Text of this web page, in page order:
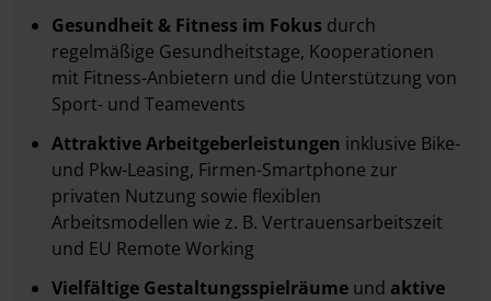
Gesundheit & Fitness im Fokus durch
regelmäßige Gesundheitstage, Kooperationen
mit Fitness-Anbietern und die Unterstützung von
Sport- und Teamevents
Attraktive Arbeitgeberleistungen inklusive Bike-
und Pkw-Leasing, Firmen-Smartphone zur
privaten Nutzung sowie flexiblen
Arbeitsmodellen wie z. B. Vertrauensarbeitszeit
und EU Remote Working
Vielfältige Gestaltungsspielräume und aktive